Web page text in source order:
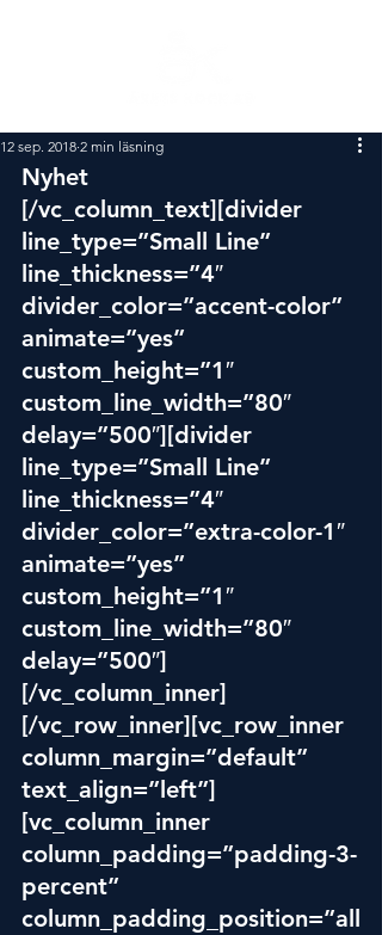
12 sep. 2018 2 min läsning
Nyhet
[/vc_column_text][divider
line_type=”Small Line”
line_thickness=”4″
divider_color=”accent-color”
animate=”yes”
custom_height=”1″
custom_line_width=”80″
delay=”500″][divider
line_type=”Small Line”
line_thickness=”4″
divider_color=”extra-color-1″
animate=”yes”
custom_height=”1″
custom_line_width=”80″
delay=”500″]
[/vc_column_inner]
[/vc_row_inner][vc_row_inner
column_margin=”default”
text_align=”left”]
[vc_column_inner
column_padding=”padding-3-
percent”
column_padding_position=”all